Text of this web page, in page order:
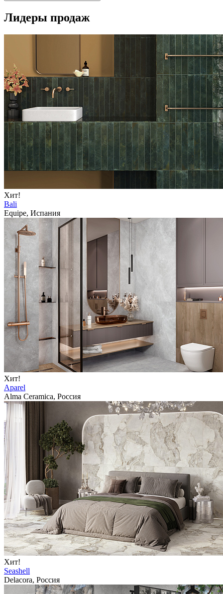
Лидеры продаж
Хит!
Bali
Equipe, Испания
Хит!
Aparel
Alma Ceramica, Россия
Хит!
Seashell
Delacora, Россия